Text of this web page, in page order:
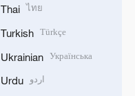
Thai ไทย
Turkish Türkçe
Ukrainian Українська
Urdu اردو